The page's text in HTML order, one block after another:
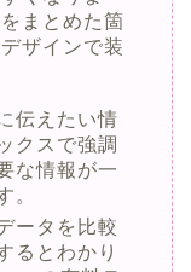
まとめた箇
ザインで装
伝えたい情
クスで強調
な情報が一
。
ータを比較
るとわかり